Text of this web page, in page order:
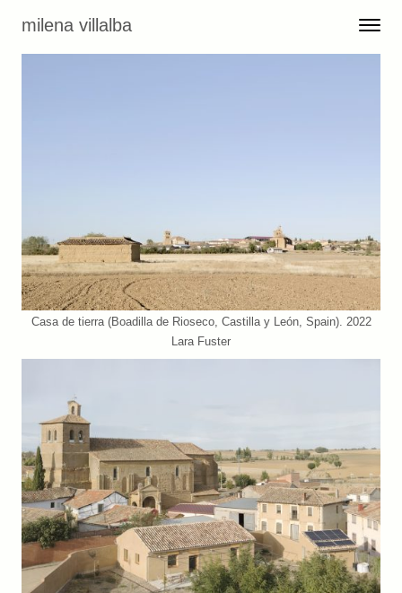
milena villalba Toggle
Menu
Casa de tierra (Boadilla de Rioseco, Castilla y León, Spain). 2022
Lara Fuster